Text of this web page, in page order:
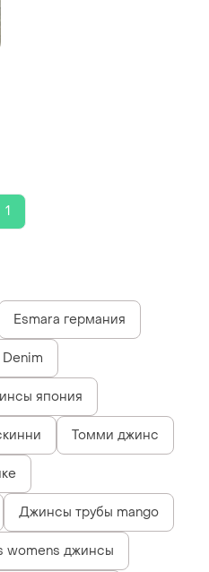
1
Esmara германия
япония
Томми джинс
Джинсы трубы mango
womens джинсы